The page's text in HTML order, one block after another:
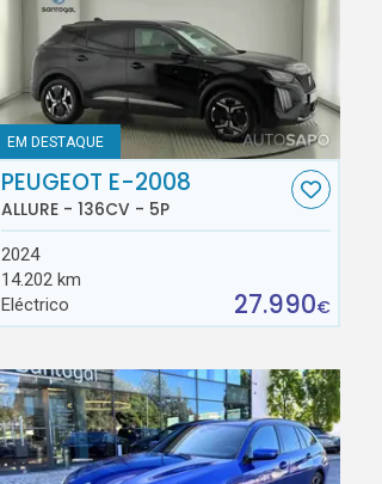
EM DESTAQUE
PEUGEOT E-2008
ALLURE - 136CV - 5P
2024
14.202 km
Eléctrico
27.990€